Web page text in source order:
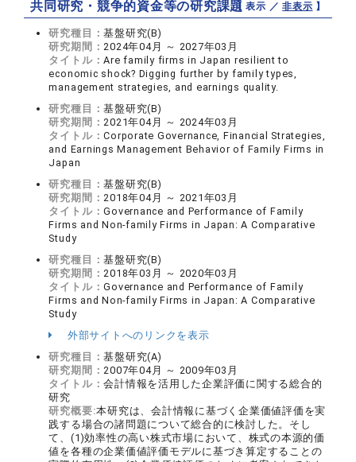
共同研究・競争的資金等の研究課題【 表示 ／非表示 】
研究種目：基盤研究(B)
研究期間：2024年04月 ～ 2027年03月
タイトル：Are family firms in Japan resilient to
economic shock? Digging further by family types,
management strategies, and earnings quality.
研究種目：基盤研究(B)
研究期間：2021年04月 ～ 2024年03月
タイトル：Corporate Governance, Financial Strategies,
and Earnings Management Behavior of Family Firms in
Japan
研究種目：基盤研究(B)
研究期間：2018年04月 ～ 2021年03月
タイトル：Governance and Performance of Family
Firms and Non-family Firms in Japan: A Comparative
Study
研究種目：基盤研究(B)
研究期間：2018年03月 ～ 2020年03月
タイトル：Governance and Performance of Family
Firms and Non-family Firms in Japan: A Comparative
Study
外部サイトへのリンクを表示
研究種目：基盤研究(A)
研究期間：2007年04月 ～ 2009年03月
タイトル：会計情報を活用した企業評価に関する総合的
研究
研究概要:本研究は、会計情報に基づく企業価値評価を実
践する場合の諸問題について総合的に検討した。そし
て、(1)効率性の高い株式市場において、株式の本源的価
値を各種の企業価値評価モデルに基づき算定することの